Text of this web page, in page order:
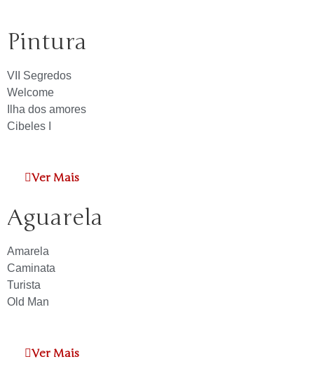
Pintura
VII Segredos
Welcome
Ilha dos amores
Cibeles I
Ver Mais
Aguarela
Amarela
Caminata
Turista
Old Man
Ver Mais